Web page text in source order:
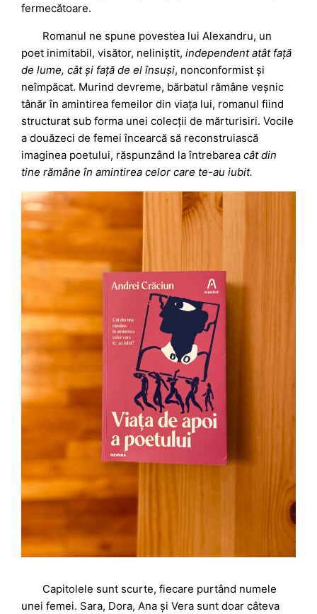
fermecătoare.
Romanul ne spune povestea lui Alexandru, un
poet inimitabil, visător, neliniștit,independent atât față
de lume, cât și față de el însuși, nonconformist și
neîmpăcat. Murind devreme, bărbatul rămâne veșnic
tânăr în amintirea femeilor din viața lui, romanul fiind
structurat sub forma unei colecții de mărturisiri. Vocile
a douăzeci de femei încearcă să reconstruiască
imaginea poetului, răspunzând la întrebareacât din
tine rămâne în amintirea celor care te-au iubit.
Capitolele sunt scurte, fiecare purtând numele
unei femei. Sara, Dora, Ana și Vera sunt doar câteva